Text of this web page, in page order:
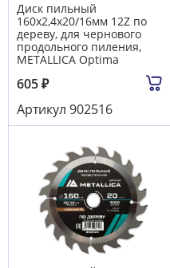
Диск пильный
160х2,4х20/16мм 12Z по
дереву, для чернового
продольного пиления,
METALLICA Optima
605₽
Артикул 902516